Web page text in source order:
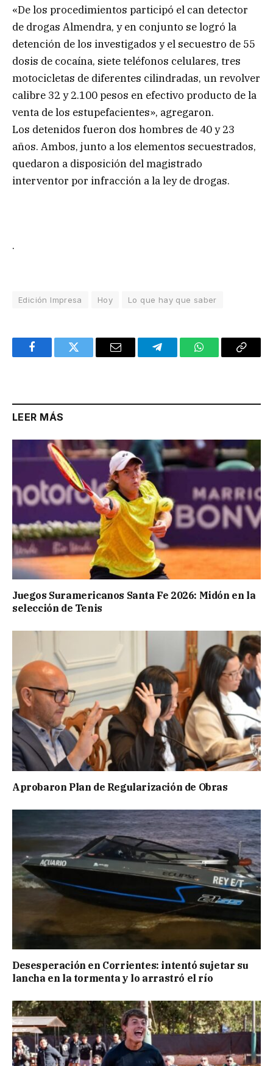
«De los procedimientos participó el can detector
de drogas Almendra, y en conjunto se logró la
detención de los investigados y el secuestro de 55
dosis de cocaína, siete teléfonos celulares, tres
motocicletas de diferentes cilindradas, un revolver
calibre 32 y 2.100 pesos en efectivo producto de la
venta de los estupefacientes», agregaron.
Los detenidos fueron dos hombres de 40 y 23
años. Ambos, junto a los elementos secuestrados,
quedaron a disposición del magistrado
interventor por infracción a la ley de drogas.
.
Edición Impresa Hoy Lo que hay que saber
FacebookTwitter Email TelegramWhatsAppCopy
LEER MÁS
Juegos Suramericanos Santa Fe 2026: Midón en la
selección de Tenis
Aprobaron Plan de Regularización de Obras
Desesperación en Corrientes: intentó sujetar su
lancha en la tormenta y lo arrastró el río